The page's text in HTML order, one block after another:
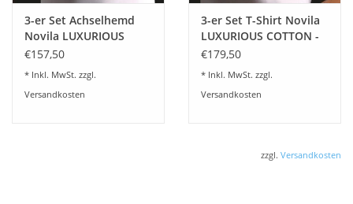
3-er Set Achselhemd
Novila LUXURIOUS
COTTON
€157,50
* Inkl. MwSt. zzgl.
Versandkosten
3-er Set T-Shirt Novila
LUXURIOUS COTTON -
Herren T-Shirt Novila
er Set
€179,50
* Inkl. MwSt. zzgl.
Versandkosten
zzgl. Versandkosten